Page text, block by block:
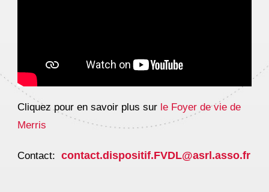
Cliquez pour en savoir plus sur le Foyer de vie de
Merris
Contact: contact.dispositif.FVDL@asrl.asso.fr